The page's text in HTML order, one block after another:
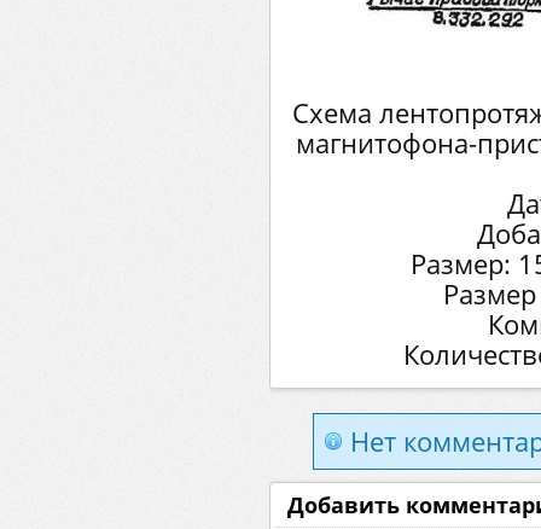
Схема
магнитофона-
Размер:
Нет
Добавить